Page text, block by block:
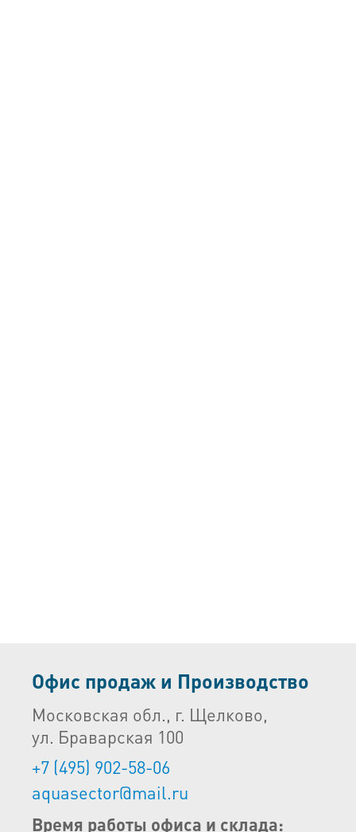
Офис продаж и Производство
Московская обл., г. Щелково,
ул. Браварская 100
+7 (495) 902-58-06
aquasector@mail.ru
Время работы офиса и склада: